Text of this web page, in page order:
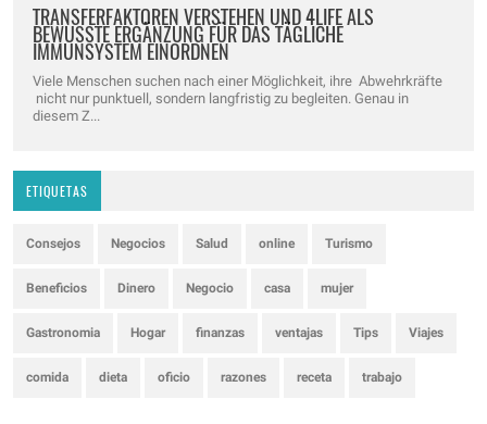
TRANSFERFAKTOREN VERSTEHEN UND 4LIFE ALS
BEWUSSTE ERGÄNZUNG FÜR DAS TÄGLICHE
IMMUNSYSTEM EINORDNEN
Viele Menschen suchen nach einer Möglichkeit, ihre Abwehrkräfte
nicht nur punktuell, sondern langfristig zu begleiten. Genau in
diesem Z...
ETIQUETAS
Consejos Negocios Salud online Turismo
Beneficios Dinero Negocio casa mujer
Gastronomia Hogar finanzas ventajas Tips Viajes
comida dieta oficio razones receta trabajo